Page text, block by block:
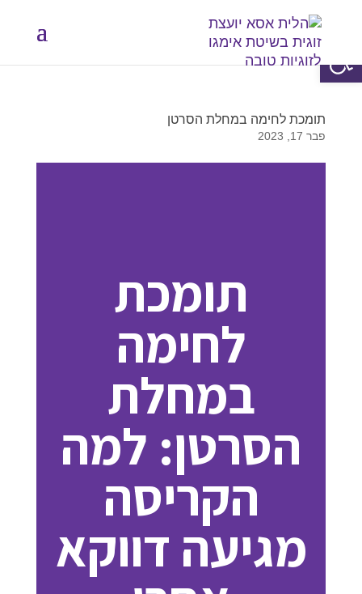
תומכת לחימה במחלת הסרטן
פבר 17, 2023
תומכת
לחימה
במחלת
הסרטן: למה
הקריסה
מגיעה דווקא
פתח סרגל נגישות